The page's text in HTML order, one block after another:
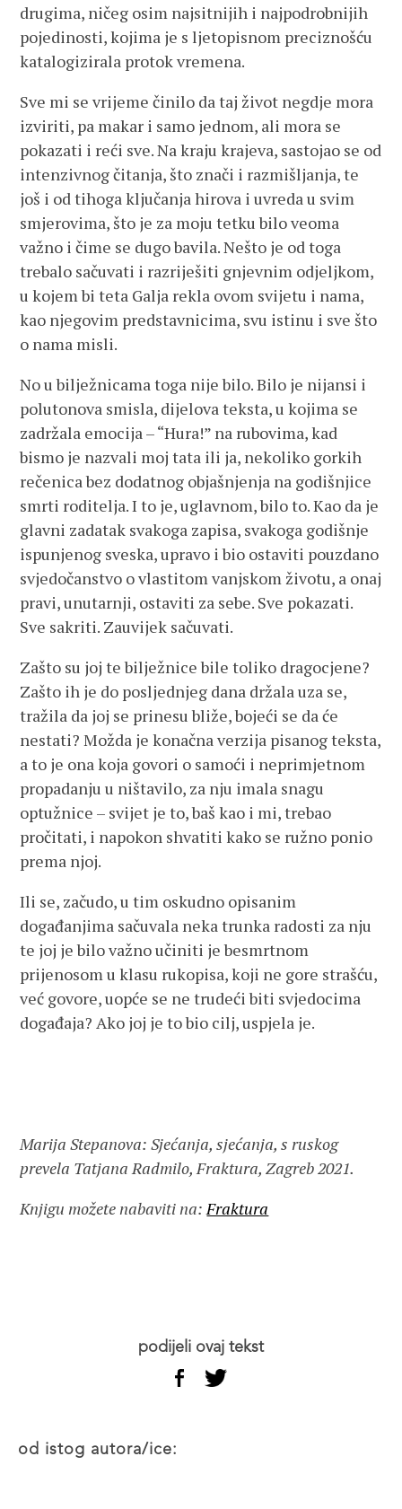
drugima, ničeg osim najsitnijih i najpodrobnijih
pojedinosti, kojima je s ljetopisnom preciznošću
katalogizirala protok vremena.
Sve mi se vrijeme činilo da taj život negdje mora
izviriti, pa makar i samo jednom, ali mora se
pokazati i reći sve. Na kraju krajeva, sastojao se od
intenzivnog čitanja, što znači i razmišljanja, te
još i od tihoga ključanja hirova i uvreda u svim
smjerovima, što je za moju tetku bilo veoma
važno i čime se dugo bavila. Nešto je od toga
trebalo sačuvati i razriješiti gnjevnim odjeljkom,
u kojem bi teta Galja rekla ovom svijetu i nama,
kao njegovim predstavnicima, svu istinu i sve što
o nama misli.
No u bilježnicama toga nije bilo. Bilo je nijansi i
polutonova smisla, dijelova teksta, u kojima se
zadržala emocija – “Hura!” na rubovima, kad
bismo je nazvali moj tata ili ja, nekoliko gorkih
rečenica bez dodatnog objašnjenja na godišnjice
smrti roditelja. I to je, uglavnom, bilo to. Kao da je
glavni zadatak svakoga zapisa, svakoga godišnje
ispunjenog sveska, upravo i bio ostaviti pouzdano
svjedočanstvo o vlastitom vanjskom životu, a onaj
pravi, unutarnji, ostaviti za sebe. Sve pokazati.
Sve sakriti. Zauvijek sačuvati.
Zašto su joj te bilježnice bile toliko dragocjene?
Zašto ih je do posljednjeg dana držala uza se,
tražila da joj se prinesu bliže, bojeći se da će
nestati? Možda je konačna verzija pisanog teksta,
a to je ona koja govori o samoći i neprimjetnom
propadanju u ništavilo, za nju imala snagu
optužnice – svijet je to, baš kao i mi, trebao
pročitati, i napokon shvatiti kako se ružno ponio
prema njoj.
Ili se, začudo, u tim oskudno opisanim
događanjima sačuvala neka trunka radosti za nju
te joj je bilo važno učiniti je besmrtnom
prijenosom u klasu rukopisa, koji ne gore strašću,
već govore, uopće se ne trudeći biti svjedocima
događaja? Ako joj je to bio cilj, uspjela je.
Marija Stepanova: Sjećanja, sjećanja, s ruskog
prevela Tatjana Radmilo, Fraktura, Zagreb 2021.
Knjigu možete nabaviti na:Fraktura
podijeli ovaj tekst
od istog autora/ice: